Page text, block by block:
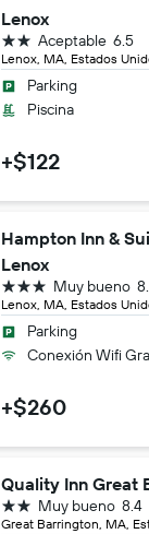
Lenox
Lenox, MA, Estados
6.5
Aceptable
2 estrellas
Parking
Piscina
+$122
Hampton Inn &
Lenox
Lenox, MA, Estados
Muy bueno
3 estrellas
Parking
Conexión Wifi
+$260
Quality Inn Great
Great Barrington, MA,
8.4
Muy bueno
2 estrellas